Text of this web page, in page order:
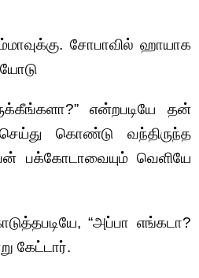
சோபாவில் ஹாயாக
என்றபடியே தன்
கொண்டு வந்திருந்த
பக்கோடாவையும் வெளியே
“அப்பா எங்கடா?
கேட்டார்.